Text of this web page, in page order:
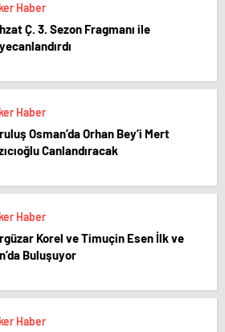
Haber
Ç. 3. Sezon Fragmanı ile
Haber
Osman’da Orhan Bey’i Mert
Canlandıracak
Haber
Korel ve Timuçin Esen İlk ve
Buluşuyor
Haber